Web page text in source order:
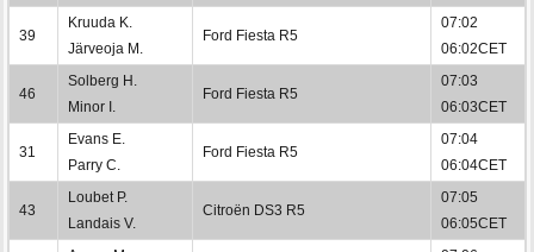
39
Kruuda K.
Järveoja M.
Ford Fiesta R5
07:02
06:02CET
46
Solberg H.
Minor I.
Ford Fiesta R5
07:03
06:03CET
31
Evans E.
Parry C.
Ford Fiesta R5
07:04
06:04CET
43
Loubet P.
Landais V.
Citroën DS3 R5
07:05
06:05CET